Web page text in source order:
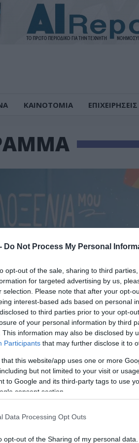
Do Not Process My Personal
opt-out of the sale, sharing to third
for targeted advertising by us,
selection. Please note that after your opt-
interest-based ads based on personal
to third parties prior to your opt-
of your personal information by third
This information may also be disclosed by
Participants that may further disclose it to
that this website/app uses one or more
but not limited to your visit or
to Google and its third-party tags to use
consent section.
Data Processing Opt Outs
opt-out of the Sharing of my personal data.
ΚΑΙΝΟΤΟΜΙΑ ΕΠΙΧΕΙΡΗΣΕΙΣ